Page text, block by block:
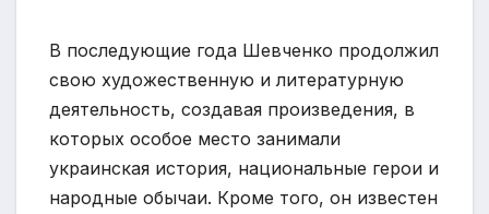
В последующие года Шевченко продолжил
свою художественную и литературную
деятельность, создавая произведения, в
которых особое место занимали
украинская история, национальные герои и
народные обычаи. Кроме того, он известен